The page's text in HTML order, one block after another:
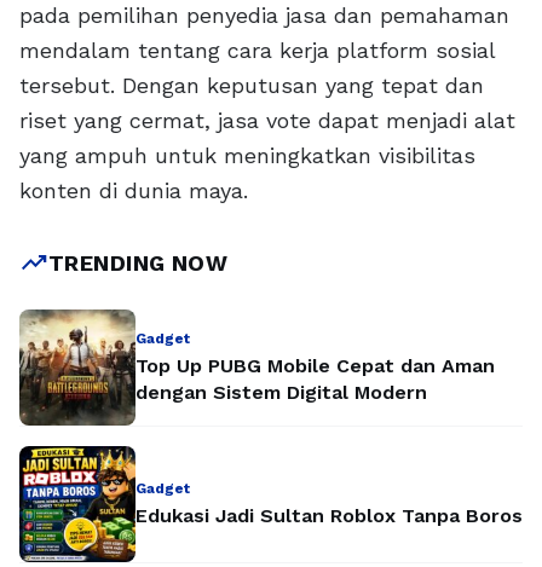
pada pemilihan penyedia jasa dan pemahaman
mendalam tentang cara kerja platform sosial
tersebut. Dengan keputusan yang tepat dan
riset yang cermat, jasa vote dapat menjadi alat
yang ampuh untuk meningkatkan visibilitas
konten di dunia maya.
trending_upTRENDING NOW
Gadget
Top Up PUBG Mobile Cepat dan Aman
dengan Sistem Digital Modern
Gadget
Edukasi Jadi Sultan Roblox Tanpa Boros